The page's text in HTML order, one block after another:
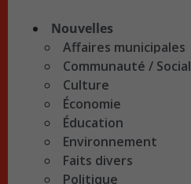
Nouvelles
Affaires municipales
Communauté / Social
Culture
Économie
Éducation
Environnement
Faits divers
Politique